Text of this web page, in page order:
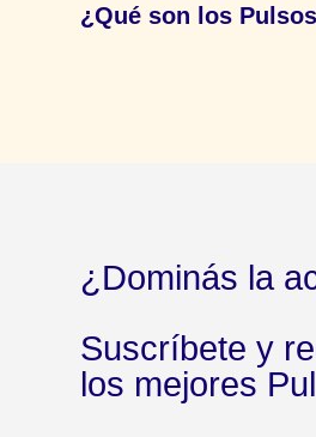
¿Qué son los
¿Dominás la
Suscríbete y
los mejores